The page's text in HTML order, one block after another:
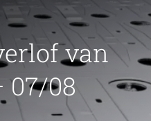
van
07/08